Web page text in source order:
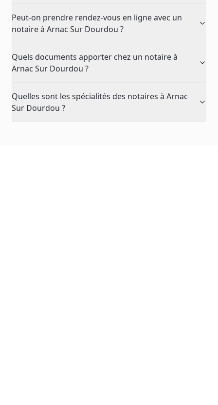
Peut-on prendre rendez-vous en ligne avec un
notaire à Arnac Sur Dourdou ?
Quels documents apporter chez un notaire à
Arnac Sur Dourdou ?
Quelles sont les spécialités des notaires à Arnac
Sur Dourdou ?